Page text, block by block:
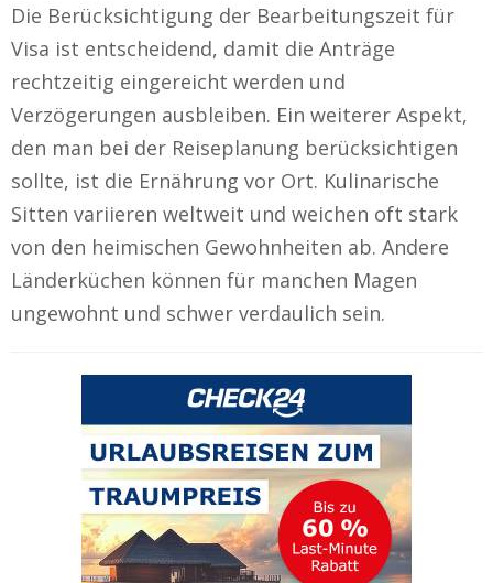
Die Berücksichtigung der Bearbeitungszeit für
Visa ist entscheidend, damit die Anträge
rechtzeitig eingereicht werden und
Verzögerungen ausbleiben. Ein weiterer Aspekt,
den man bei der Reiseplanung berücksichtigen
sollte, ist die Ernährung vor Ort. Kulinarische
Sitten variieren weltweit und weichen oft stark
von den heimischen Gewohnheiten ab. Andere
Länderküchen können für manchen Magen
ungewohnt und schwer verdaulich sein.